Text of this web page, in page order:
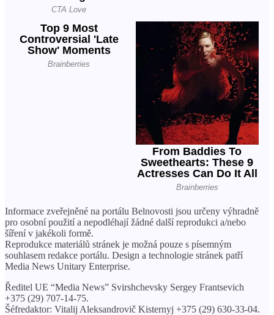
Informace zveřejněné na portálu Belnovosti jsou určeny výhradně
pro osobní použití a nepodléhají žádné další reprodukci a/nebo
šíření v jakékoli formě.
Reprodukce materiálů stránek je možná pouze s písemným
souhlasem redakce portálu. Design a technologie stránek patří
Media News Unitary Enterprise.
Ředitel UE “Media News” Svirshchevsky Sergey Frantsevich
+375 (29) 707-14-75.
Šéfredaktor: Vitalij Aleksandrovič Kisternyj +375 (29) 630-33-04.